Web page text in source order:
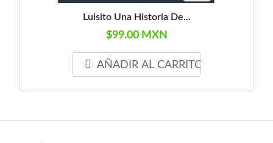
Luisito Una Historia De...
$99.00 MXN
AÑADIR AL CARRITO